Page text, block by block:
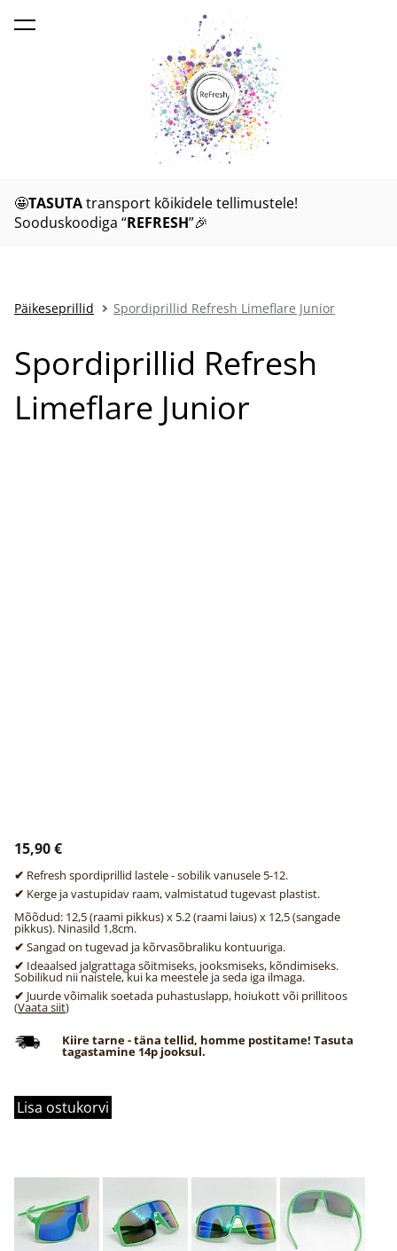
lisati ostukorvi. Vaata ostukorvi
🤩TASUTAtransport kõikidele tellimustele!
Sooduskoodiga “REFRESH”🎉
Päikeseprillid Spordiprillid Refresh Limeflare Junior
Spordiprillid Refresh
Limeflare Junior
15,90 €
✔ Refresh spordiprillid lastele - sobilik vanusele 5-12.
✔ Kerge ja vastupidav raam, valmistatud tugevast plastist.
Mõõdud: 12,5 (raami pikkus) x 5.2 (raami laius) x 12,5 (sangade
pikkus). Ninasild 1,8cm.
✔ Sangad on tugevad ja kõrvasõbraliku kontuuriga.
✔ Ideaalsed jalgrattaga sõitmiseks, jooksmiseks, kõndimiseks.
Sobilikud nii naistele, kui ka meestele ja seda iga ilmaga.
✔ Juurde võimalik soetada puhastuslapp, hoiukott või prillitoos
(Vaata siit)
Kiire tarne - täna tellid, homme postitame! Tasuta
tagastamine 14p jooksul.
Lisa ostukorvi